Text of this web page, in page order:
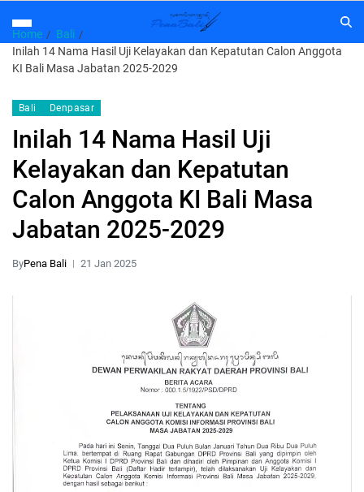
Home
Bali
Inilah 14 Nama Hasil Uji Kelayakan dan Kepatutan Calon Anggota
KI Bali Masa Jabatan 2025-2029
Bali Denpasar
Inilah 14 Nama Hasil Uji
Kelayakan dan Kepatutan
Calon Anggota KI Bali Masa
Jabatan 2025-2029
ByPena Bali 21 Jan 2025